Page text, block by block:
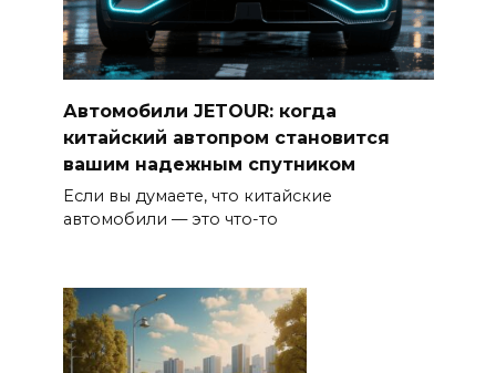
Автомобили JETOUR: когда
китайский автопром становится
вашим надежным спутником
Если вы думаете, что китайские
автомобили — это что-то